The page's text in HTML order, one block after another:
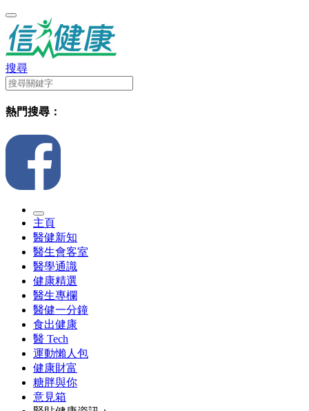
搜尋
熱門搜尋：
主頁
醫健新知
醫生會客室
醫學通識
健康精選
醫生專欄
醫健一分鐘
食出健康
醫 Tech
運動懶人包
健康財富
糖胖與你
意見箱